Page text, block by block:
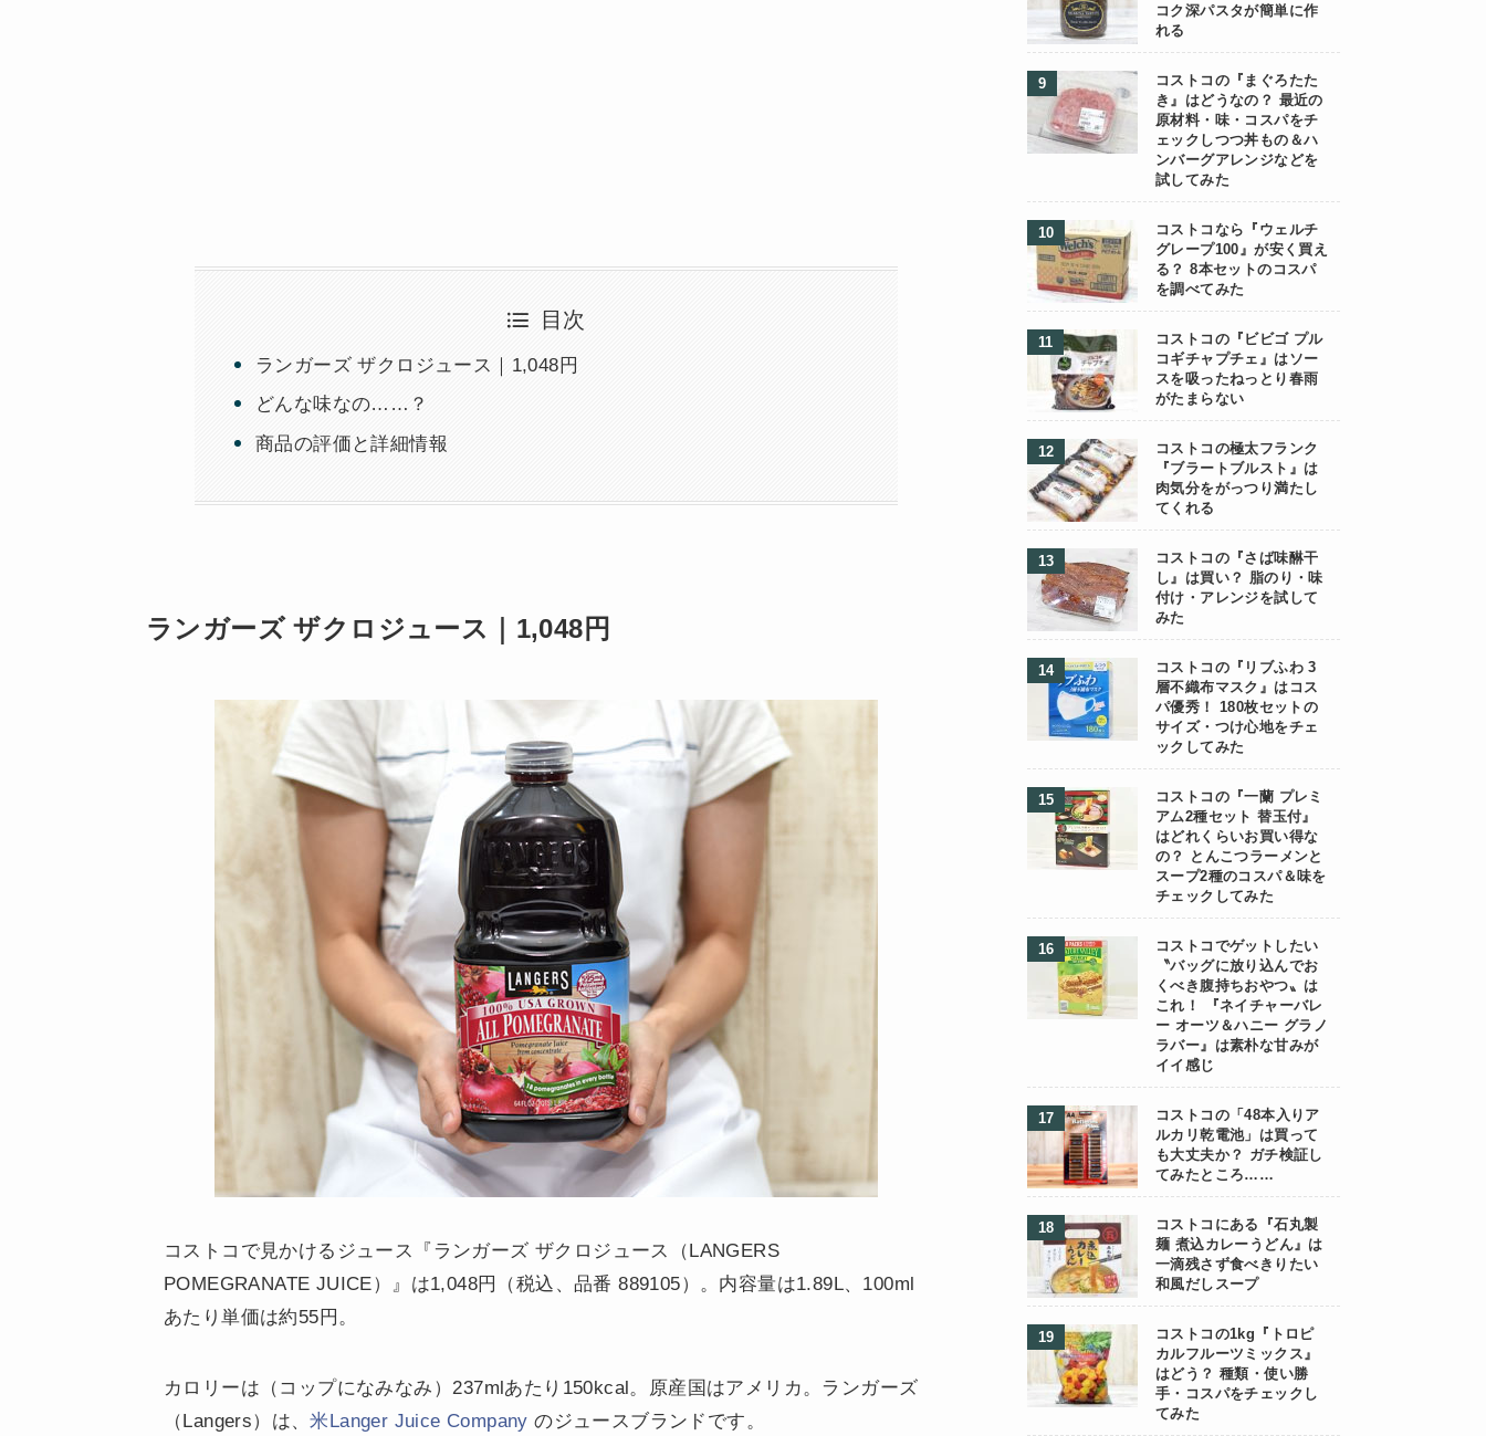
目次
ランガーズ ザクロジュース｜1,048円
どんな味なの……？
商品の評価と詳細情報
ランガーズ ザクロジュース｜1,048円
コストコで見かけるジュース『ランガーズ ザクロジュース（LANGERS
POMEGRANATE JUICE）』は1,048円（税込、品番 889105）。内容量は1.89L、100ml
あたり単価は約55円。
カロリーは（コップになみなみ）237mlあたり150kcal。原産国はアメリカ。ランガーズ
（Langers）は、米Langer Juice Companyのジュースブランドです。
コク深パスタが簡単に作
れる
コストコの『まぐろたた
き』はどうなの？ 最近の
原材料・味・コスパをチ
ェックしつつ丼もの＆ハ
ンバーグアレンジなどを
試してみた
コストコなら『ウェルチ
グレープ100』が安く買え
る？ 8本セットのコスパ
を調べてみた
コストコの『ビビゴ プル
コギチャプチェ』はソー
スを吸ったねっとり春雨
がたまらない
コストコの極太フランク
『ブラートブルスト』は
肉気分をがっつり満たし
てくれる
コストコの『さば味醂干
し』は買い？ 脂のり・味
付け・アレンジを試して
みた
コストコの『リブふわ 3
層不織布マスク』はコス
パ優秀！ 180枚セットの
サイズ・つけ心地をチェ
ックしてみた
コストコの『一蘭 プレミ
アム2種セット 替玉付』
はどれくらいお買い得な
の？ とんこつラーメンと
スープ2種のコスパ＆味を
チェックしてみた
コストコでゲットしたい
〝バッグに放り込んでお
くべき腹持ちおやつ〟は
これ！ 『ネイチャーバレ
ー オーツ＆ハニー グラノ
ラバー』は素朴な甘みが
イイ感じ
コストコの「48本入りア
ルカリ乾電池」は買って
も大丈夫か？ ガチ検証し
てみたところ……
コストコにある『石丸製
麺 煮込カレーうどん』は
一滴残さず食べきりたい
和風だしスープ
コストコの1kg『トロピ
カルフルーツミックス』
はどう？ 種類・使い勝
手・コスパをチェックし
てみた